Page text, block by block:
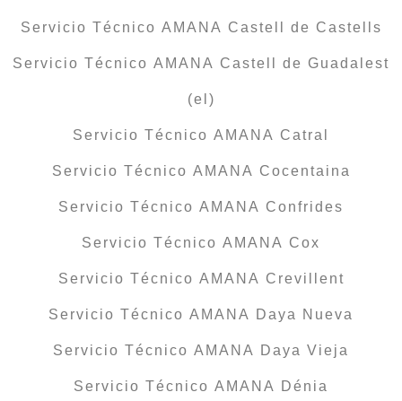
Servicio Técnico AMANA Castell de Castells
Servicio Técnico AMANA Castell de Guadalest
(el)
Servicio Técnico AMANA Catral
Servicio Técnico AMANA Cocentaina
Servicio Técnico AMANA Confrides
Servicio Técnico AMANA Cox
Servicio Técnico AMANA Crevillent
Servicio Técnico AMANA Daya Nueva
Servicio Técnico AMANA Daya Vieja
Servicio Técnico AMANA Dénia